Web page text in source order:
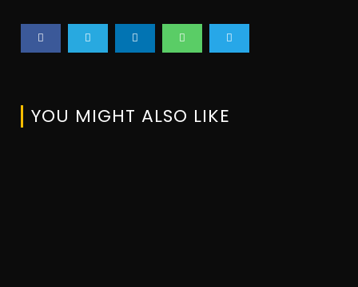
YOU MIGHT ALSO LIKE